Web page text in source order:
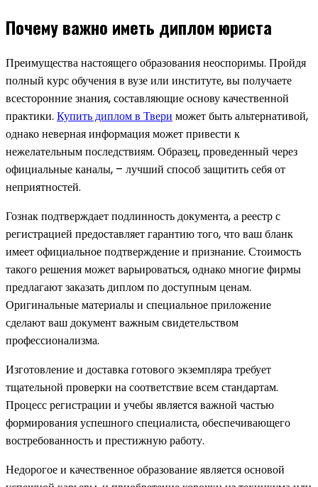
Почему важно иметь диплом юриста
Преимущества настоящего образования неоспоримы. Пройдя
полный курс обучения в вузе или институте, вы получаете
всесторонние знания, составляющие основу качественной
практики. Купить диплом в Твери может быть альтернативой,
однако неверная информация может привести к
нежелательным последствиям. Образец, проведенный через
официальные каналы, – лучший способ защитить себя от
неприятностей.
Гознак подтверждает подлинность документа, а реестр с
регистрацией предоставляет гарантию того, что ваш бланк
имеет официальное подтверждение и признание. Стоимость
такого решения может варьироваться, однако многие фирмы
предлагают заказать диплом по доступным ценам.
Оригинальные материалы и специальное приложение
сделают ваш документ важным свидетельством
профессионализма.
Изготовление и доставка готового экземпляра требует
тщательной проверки на соответствие всем стандартам.
Процесс регистрации и учебы является важной частью
формирования успешного специалиста, обеспечивающего
востребованность и престижную работу.
Недорогое и качественное образование является основой